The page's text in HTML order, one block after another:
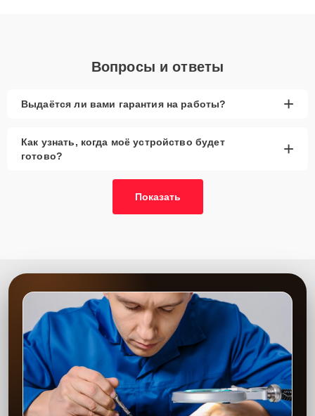
Вопросы и ответы
Выдаётся ли вами гарантия на работы? +
Как узнать, когда моё устройство будет
готово?
+
Показать